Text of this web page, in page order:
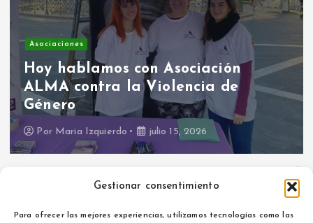
Gestionar consentimiento
Para ofrecer las mejores experiencias, utilizamos tecnologías como las
Asociaciones
Hoy hablamos con Asociación
ALMA contra la Violencia de
Género
Por Maria Izquierdo julio 15, 2026